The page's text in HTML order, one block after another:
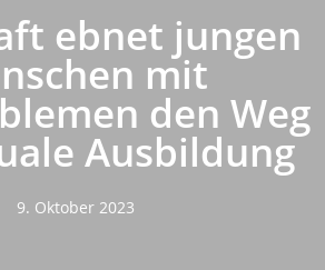
ebnet jungen
mit
den Weg
Ausbildung
9. Oktober 2023